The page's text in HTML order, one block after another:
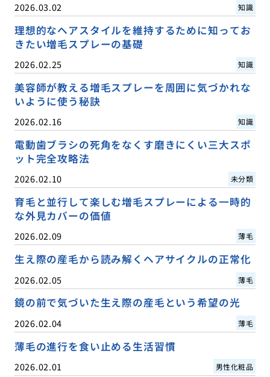
2026.03.02 知識
理想的なヘアスタイルを維持するために知ってお
きたい増毛スプレーの基礎
2026.02.25 知識
美容師が教える増毛スプレーを周囲に気づかれな
いように使う秘訣
2026.02.16 知識
電動歯ブラシの死角をなくす磨きにくい三大スポ
ット完全攻略法
2026.02.10 未分類
育毛と並行して楽しむ増毛スプレーによる一時的
な外見カバーの価値
2026.02.09 薄毛
生え際の産毛から読み解くヘアサイクルの正常化
2026.02.05 薄毛
鏡の前で気づいた生え際の産毛という希望の光
2026.02.04 薄毛
薄毛の進行を食い止める生活習慣
2026.02.01 男性化粧品